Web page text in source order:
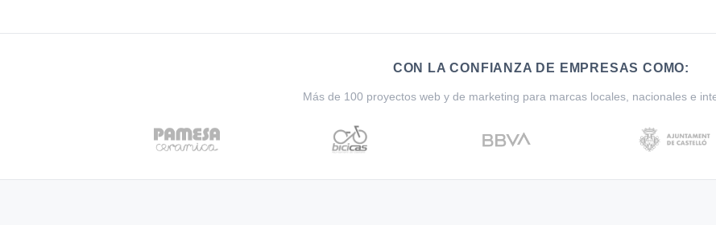
CON LA CONFIANZA DE EMPRESAS COMO:
Más de 100 proyectos web y de marketing para marcas locales, nacionales e